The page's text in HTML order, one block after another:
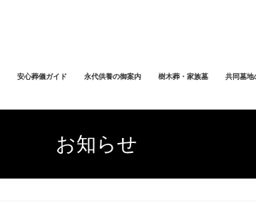
安心葬儀ガイド 永代供養の御案内 樹木葬・家族墓 共同墓地
お知らせ